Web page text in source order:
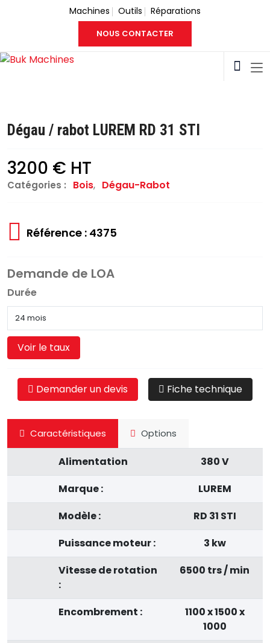
Machines Outils Réparations
NOUS CONTACTER
Dégau / rabot LUREM RD 31 STI
3200 € HT
Catégories : Bois, Dégau-Rabot
Référence : 4375
Demande de LOA
Durée
Voir le taux
Demander un devis Fiche technique
Caractéristiques Options
Alimentation
380 V
Marque :
LUREM
Modèle :
RD 31 STI
Puissance moteur :
3 kw
Vitesse de rotation
:
6500 trs / min
Encombrement :
1100 x 1500 x
1000